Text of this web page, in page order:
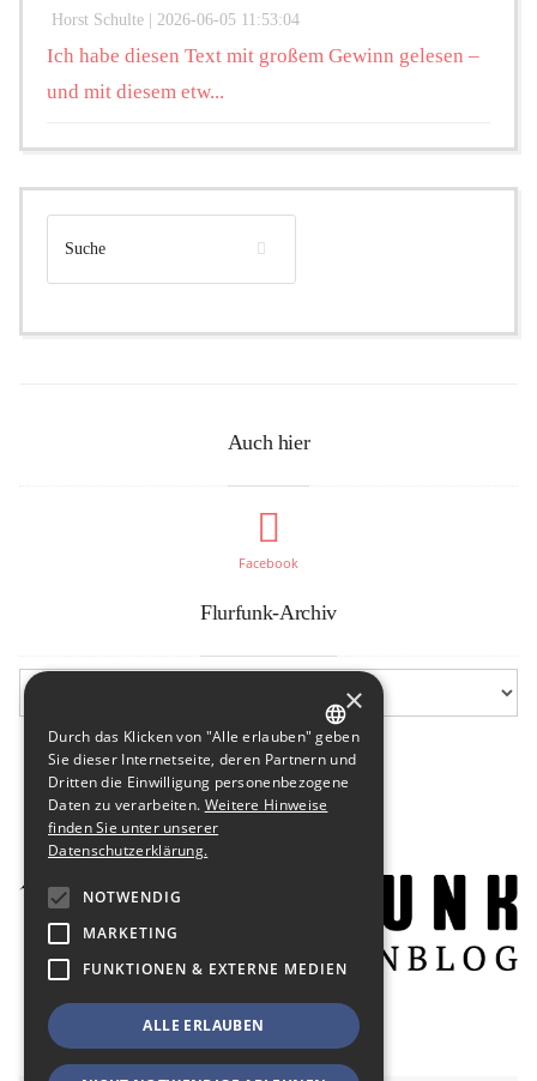
Horst Schulte | 2026-06-05 11:53:04
Ich habe diesen Text mit großem Gewinn gelesen –
und mit diesem etw...
Auch hier
Facebook
Flurfunk-Archiv
GERMAN
ENGLISH
×
Durch das Klicken von "Alle erlauben" geben
Sie dieser Internetseite, deren Partnern und
Dritten die Einwilligung personenbezogene
Daten zu verarbeiten. Weitere Hinweise
finden Sie unter unserer
Datenschutzerklärung.
NOTWENDIG
MARKETING
FUNKTIONEN & EXTERNE MEDIEN
ALLE ERLAUBEN